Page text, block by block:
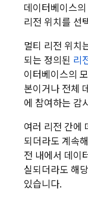
데이터베이스
리전 위치를 선
멀티 리전 위치
되는 정의된 리
이터베이스의
본이거나 전체
에 참여하는 감
여러 리전 간에
되더라도 계속
전 내에서 데이
실되더라도 해
있습니다.